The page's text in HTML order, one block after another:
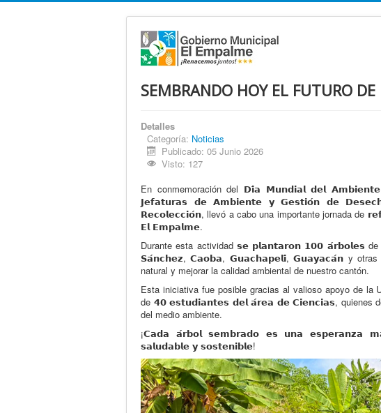
SEMBRANDO HOY EL FUTURO
Detalles
Categoría: Noticias
Publicado: 05 Junio 2026
Visto: 127
En conmemoración del 𝗗𝗶́𝗮 𝗠𝘂𝗻𝗱𝗶𝗮𝗹 𝗱𝗲𝗹
𝗝𝗲𝗳𝗮𝘁𝘂𝗿𝗮𝘀 𝗱𝗲 𝗔𝗺𝗯𝗶𝗲𝗻𝘁𝗲 𝘆 𝗚𝗲𝘀𝘁𝗶𝗼́𝗻 𝗱𝗲
𝗥𝗲𝗰𝗼𝗹𝗲𝗰𝗰𝗶𝗼́𝗻, llevó a cabo una importante jornada de
𝗘𝗹 𝗘𝗺𝗽𝗮𝗹𝗺𝗲.
Durante esta actividad 𝘀𝗲 𝗽𝗹𝗮𝗻𝘁𝗮𝗿𝗼𝗻 𝟭𝟬𝟬 𝗮́𝗿𝗯𝗼𝗹𝗲𝘀
𝗦𝗮́𝗻𝗰𝗵𝗲𝘇, 𝗖𝗮𝗼𝗯𝗮, 𝗚𝘂𝗮𝗰𝗵𝗮𝗽𝗲𝗹𝗶́, 𝗚𝘂𝗮𝘆𝗮𝗰𝗮́𝗻 y otras
natural y mejorar la calidad ambiental de nuestro cantón.
Esta iniciativa fue posible gracias al valioso apoyo de la
de 𝟰𝟬 𝗲𝘀𝘁𝘂𝗱𝗶𝗮𝗻𝘁𝗲𝘀 𝗱𝗲𝗹 𝗮́𝗿𝗲𝗮 𝗱𝗲 𝗖𝗶𝗲𝗻𝗰𝗶𝗮𝘀, quienes
del medio ambiente.
¡𝗖𝗮𝗱𝗮 𝗮́𝗿𝗯𝗼𝗹 𝘀𝗲𝗺𝗯𝗿𝗮𝗱𝗼 𝗲𝘀 𝘂𝗻𝗮 𝗲𝘀𝗽𝗲𝗿𝗮𝗻𝘇𝗮
𝘀𝗮𝗹𝘂𝗱𝗮𝗯𝗹𝗲 𝘆 𝘀𝗼𝘀𝘁𝗲𝗻𝗶𝗯𝗹𝗲!